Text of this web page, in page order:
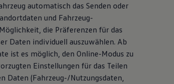
automatisch das Senden oder
und Fahrzeug-
die Präferenzen für das
Daten individuell auszuwählen. Ab
ist es möglich, den Online-Modus zu
Einstellungen für das Teilen
Daten (Fahrzeug-/Nutzungsdaten,